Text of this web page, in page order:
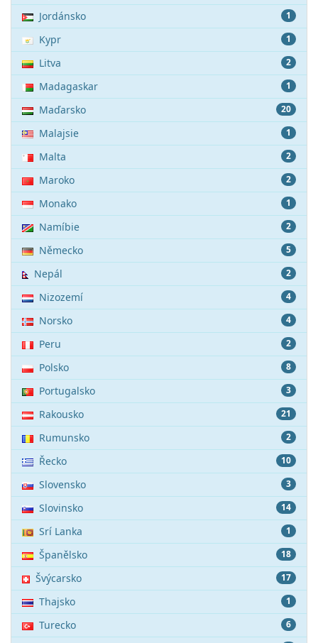
1
Jordánsko
1
Kypr
2
Litva
1
Madagaskar
20
Maďarsko
1
Malajsie
2
Malta
2
Maroko
1
Monako
2
Namíbie
5
Německo
2
Nepál
4
Nizozemí
4
Norsko
2
Peru
8
Polsko
3
Portugalsko
21
Rakousko
2
Rumunsko
10
Řecko
3
Slovensko
14
Slovinsko
1
Srí Lanka
18
Španělsko
17
Švýcarsko
1
Thajsko
6
Turecko